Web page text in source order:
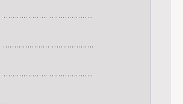
……………….. ………………..
………………… ……………….
……………….. ………………..